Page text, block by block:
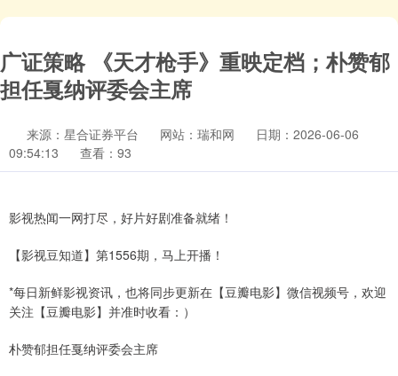
广证策略 《天才枪手》重映定档；朴赞郁
担任戛纳评委会主席
来源：星合证券平台 网站：瑞和网
日期：2026-06-06
09:54:13
查看：93
影视热闻一网打尽，好片好剧准备就绪！
【影视豆知道】第1556期，马上开播！
*每日新鲜影视资讯，也将同步更新在【豆瓣电影】微信视频号，欢迎
关注【豆瓣电影】并准时收看：）
朴赞郁担任戛纳评委会主席